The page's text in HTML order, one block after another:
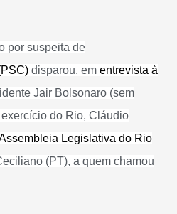
por suspeita de
disparou, em entrevista à
Jair Bolsonaro (sem
do Rio, Cláudio
Legislativa do Rio
(PT), a quem chamou